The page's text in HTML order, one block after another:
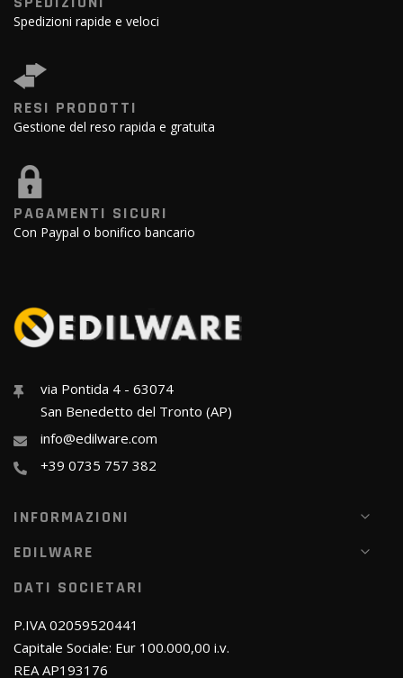
Spedizioni rapide e veloci
RESI PRODOTTI
Gestione del reso rapida e gratuita
PAGAMENTI SICURI
Con Paypal o bonifico bancario
via Pontida 4 - 63074
San Benedetto del Tronto (AP)
info@edilware.com
+39 0735 757 382
INFORMAZIONI
EDILWARE
DATI SOCIETARI
P.IVA 02059520441
Capitale Sociale: Eur 100.000,00 i.v.
REA AP193176